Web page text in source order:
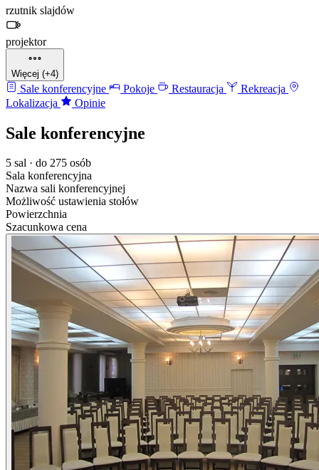
rzutnik slajdów
projektor
Więcej (+4)
Sale konferencyjne Pokoje Restauracja
Rekreacja
Lokalizacja
Opinie
Sale konferencyjne
5 sal · do 275 osób
Sala konferencyjna
Nazwa sali konferencyjnej
Możliwość ustawienia stołów
Powierzchnia
Szacunkowa cena